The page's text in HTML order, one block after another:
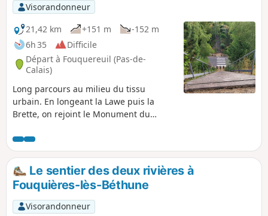
Visorandonneur
21,42 km
+151 m
-152 m
6h 35
Difficile
Départ à Fouquereuil (Pas-de-
Calais)
Long parcours au milieu du tissu
urbain. En longeant la Lawe puis la
Brette, on rejoint le Monument du
rejoint la Cité 4 de Bruay avant de rallier
le Bois des Dames en suivant le PR® du
Bois des Dames. La traversée du bois
nous conduit au terril avant de nous
mener face à Emmaüs. De là, le retour
se fait par le Bois de la Sablière.
Le sentier des deux rivières à
Fouquières-lès-Béthune
Visorandonneur